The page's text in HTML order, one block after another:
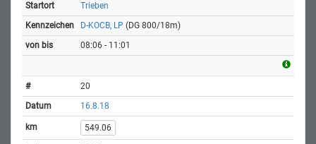
Trieben
D-KOCB, LP (DG 800/18m)
08:06 - 11:01
20
16.8.18
549.06